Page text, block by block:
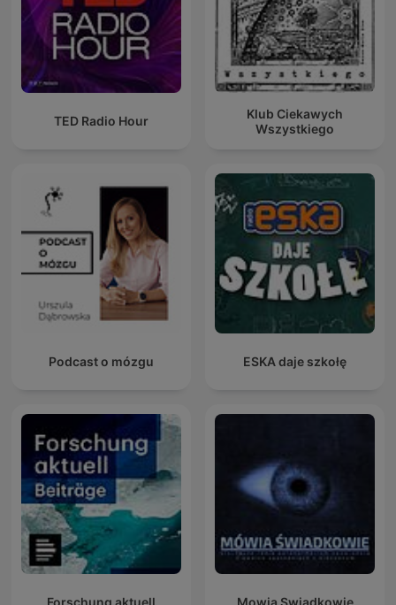
TED Radio Hour
Klub Ciekawych
Wszystkiego
Podcast o mózgu ESKA daje szkołę